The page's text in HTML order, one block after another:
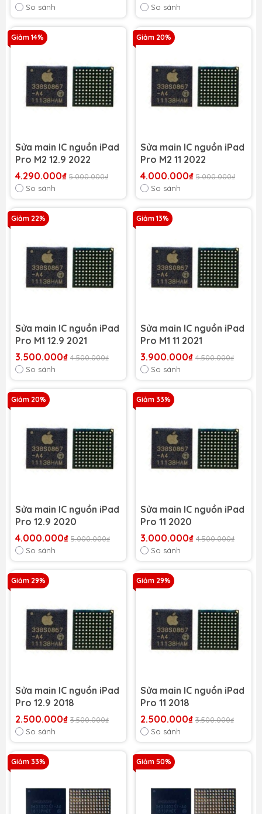
So sánh
So sánh
Giảm 14%
Sửa main IC nguồn iPad
Pro M2 12.9 2022
4.290.000₫ 5.000.000₫
So sánh
Giảm 20%
Sửa main IC nguồn iPad
Pro M2 11 2022
4.000.000₫ 5.000.000₫
So sánh
Giảm 22%
Sửa main IC nguồn iPad
Pro M1 12.9 2021
3.500.000₫ 4.500.000₫
So sánh
Giảm 13%
Sửa main IC nguồn iPad
Pro M1 11 2021
3.900.000₫ 4.500.000₫
So sánh
Giảm 20%
Sửa main IC nguồn iPad
Pro 12.9 2020
4.000.000₫ 5.000.000₫
So sánh
Giảm 33%
Sửa main IC nguồn iPad
Pro 11 2020
3.000.000₫ 4.500.000₫
So sánh
Giảm 29%
Sửa main IC nguồn iPad
Pro 12.9 2018
2.500.000₫ 3.500.000₫
So sánh
Giảm 29%
Sửa main IC nguồn iPad
Pro 11 2018
2.500.000₫ 3.500.000₫
So sánh
Giảm 33% Giảm 50%